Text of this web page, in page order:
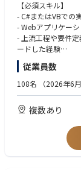
完し合いながらチ
て必要な技術、ス
◎働きやすい環境
給与制度、就業制
しております。
◎裁量を持って働け
ぞれの強み、スキ
ェクトリーダーを
顧客が抱える悩み
er
最適化ツール：
- 具体的な業務内容
- プロダクト開発
- 企画側が提示す
提案
- 複雑なドメイン
- プロダクトの肥
断
- AIの活用
- 開発時間を圧縮
に充てるスタイルの
【必須スキル】
- C#またはVBでの
- Webアプリケー
- 上流工程や要件
ードした経験
- チームでのアーキ
【歓迎スキル】
-SQLServer,
orに移行予定）
- AIコーディング
従業員数
108名 （2026年6
複数あり